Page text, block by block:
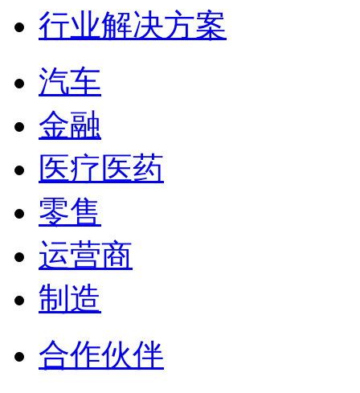
行业解决方案
汽车
金融
医疗医药
零售
运营商
制造
合作伙伴